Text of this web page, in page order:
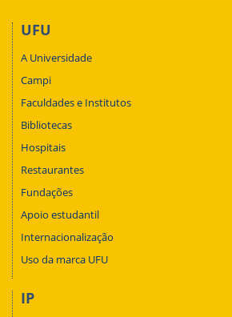
UFU
A Universidade
Campi
Faculdades e Institutos
Bibliotecas
Hospitais
Restaurantes
Fundações
Apoio estudantil
Internacionalização
Uso da marca UFU
IP